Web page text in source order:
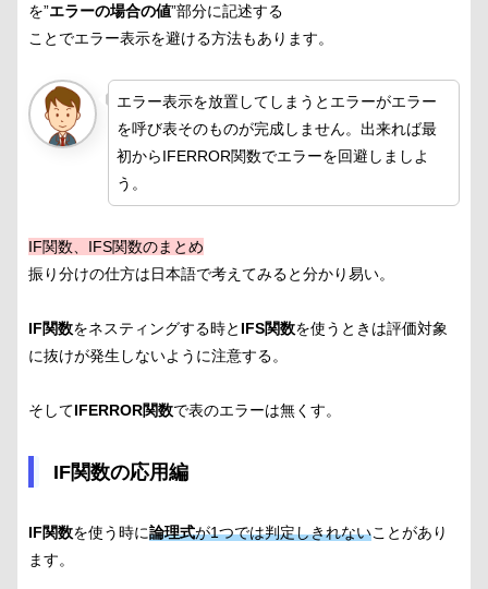
を”エラーの場合の値”部分に記述する
ことでエラー表示を避ける方法もあります。
エラー表示を放置してしまうとエラーがエラー
を呼び表そのものが完成しません。出来れば最
初からIFERROR関数でエラーを回避しましよ
う。
IF関数、IFS関数のまとめ
振り分けの仕方は日本語で考えてみると分かり易い。
IF関数をネスティングする時と IFS関数を使うときは評価対象
に抜けが発生しないように注意する。
そしてIFERROR関数で表のエラーは無くす。
IF関数の応用編
IF関数を使う時に論理式が1つでは判定しきれないことがあり
ます。